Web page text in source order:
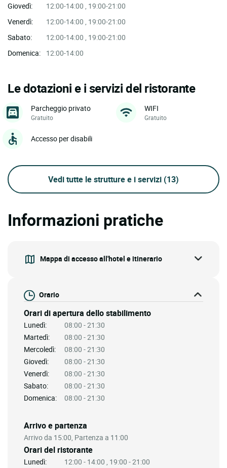
Giovedì:
12:00-14:00 , 19:00-21:00
Venerdì:
12:00-14:00 , 19:00-21:00
Sabato:
12:00-14:00 , 19:00-21:00
Domenica:
12:00-14:00
Le dotazioni e i servizi del ristorante
Parcheggio privato
Gratuito
WIFI
Gratuito
Accesso per disabili
Vedi tutte le strutture e i servizi (13)
Informazioni pratiche
Mappa di accesso all'hotel e itinerario
Orario
Orari di apertura dello stabilimento
Lunedì:
08:00 - 21:30
Martedì:
08:00 - 21:30
Mercoledì:
08:00 - 21:30
Giovedì:
08:00 - 21:30
Venerdì:
08:00 - 21:30
Sabato:
08:00 - 21:30
Domenica:
08:00 - 21:30
Arrivo e partenza
Arrivo da 15:00, Partenza a 11:00
Orari del ristorante
Lunedì:
12:00 - 14:00 , 19:00 - 21:00